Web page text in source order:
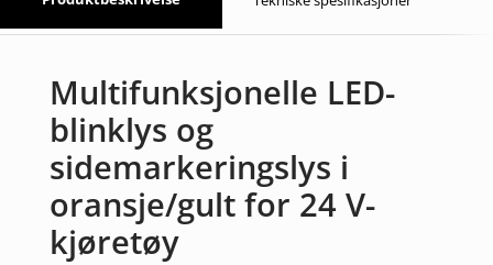
Multifunksjonelle LED-
blinklys og
sidemarkeringslys i
oransje/gult for 24 V-
kjøretøy